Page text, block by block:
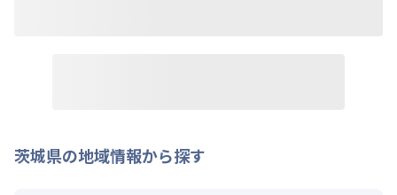
茨城県の地域情報から探す